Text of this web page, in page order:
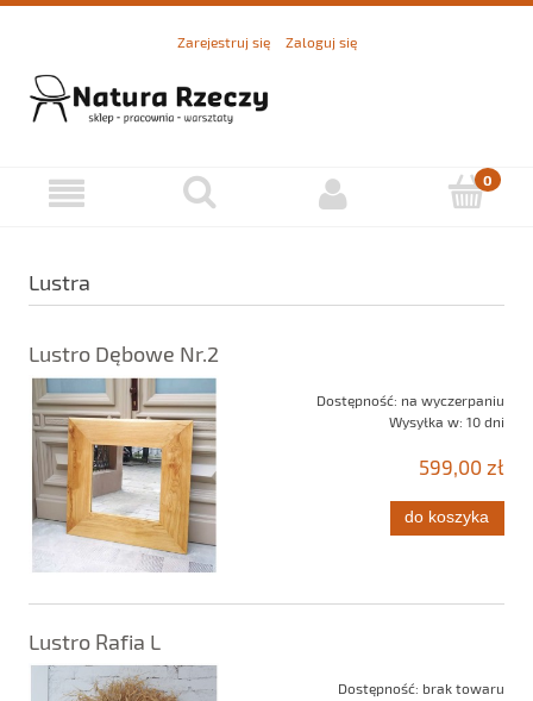
Zarejestruj się Zaloguj się
Lustra
Lustro Dębowe Nr.2
Dostępność: na wyczerpaniu
Wysyłka w: 10 dni
599,00 zł
do koszyka
Lustro Rafia L
Dostępność: brak towaru